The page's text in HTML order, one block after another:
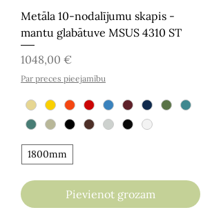
Metāla 10-nodalījumu skapis -
mantu glabātuve MSUS 4310 ST
Cena
1048,00 €
Par preces pieejamību
1800mm
Pievienot grozam